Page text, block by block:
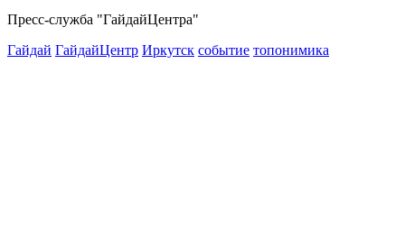
Пресс-служба "ГайдайЦентра"
Гайдай ГайдайЦентр Иркутск событие топонимика